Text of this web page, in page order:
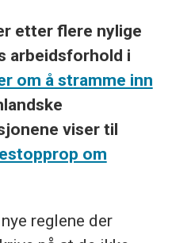
etter flere nylige
arbeidsforhold i
om å stramme inn
viser til
om
reglene der